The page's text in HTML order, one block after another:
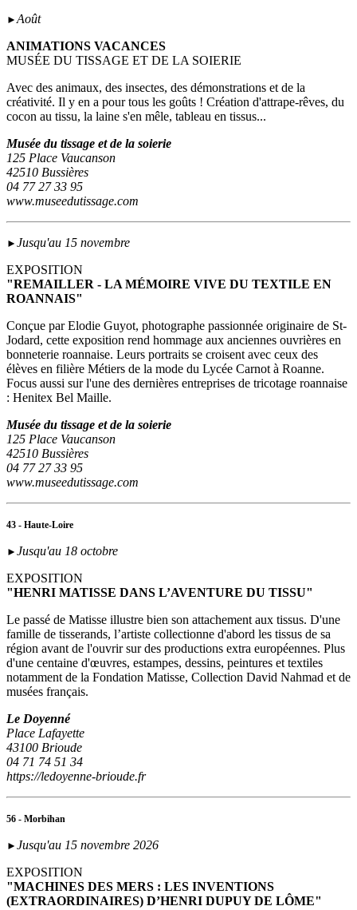
►Août
ANIMATIONS VACANCES
MUSÉE DU TISSAGE ET DE LA SOIERIE
Avec des animaux, des insectes, des démonstrations et de la
créativité. Il y en a pour tous les goûts ! Création d'attrape-rêves, du
cocon au tissu, la laine s'en mêle, tableau en tissus...
Musée du tissage et de la soierie
125 Place Vaucanson
42510 Bussières
04 77 27 33 95
www.museedutissage.com
► Jusqu'au 15 novembre
EXPOSITION
"REMAILLER - LA MÉMOIRE VIVE DU TEXTILE EN
ROANNAIS"
Conçue par Elodie Guyot, photographe passionnée originaire de St-
Jodard, cette exposition rend hommage aux anciennes ouvrières en
bonneterie roannaise. Leurs portraits se croisent avec ceux des
élèves en filière Métiers de la mode du Lycée Carnot à Roanne.
Focus aussi sur l'une des dernières entreprises de tricotage roannaise
: Henitex Bel Maille.
Musée du tissage et de la soierie
125 Place Vaucanson
42510 Bussières
04 77 27 33 95
www.museedutissage.com
43 - Haute-Loire
► Jusqu'au 18 octobre
EXPOSITION
"HENRI MATISSE DANS L’AVENTURE DU TISSU"
Le passé de Matisse illustre bien son attachement aux tissus. D'une
famille de tisserands, l’artiste collectionne d'abord les tissus de sa
région avant de l'ouvrir sur des productions extra européennes. Plus
d'une centaine d'œuvres, estampes, dessins, peintures et textiles
notamment de la Fondation Matisse, Collection David Nahmad et de
musées français.
Le Doyenné
Place Lafayette
43100 Brioude
04 71 74 51 34
https://ledoyenne-brioude.fr
56 - Morbihan
► Jusqu'au 15 novembre 2026
EXPOSITION
"MACHINES DES MERS : LES INVENTIONS
(EXTRAORDINAIRES) D’HENRI DUPUY DE LÔME"